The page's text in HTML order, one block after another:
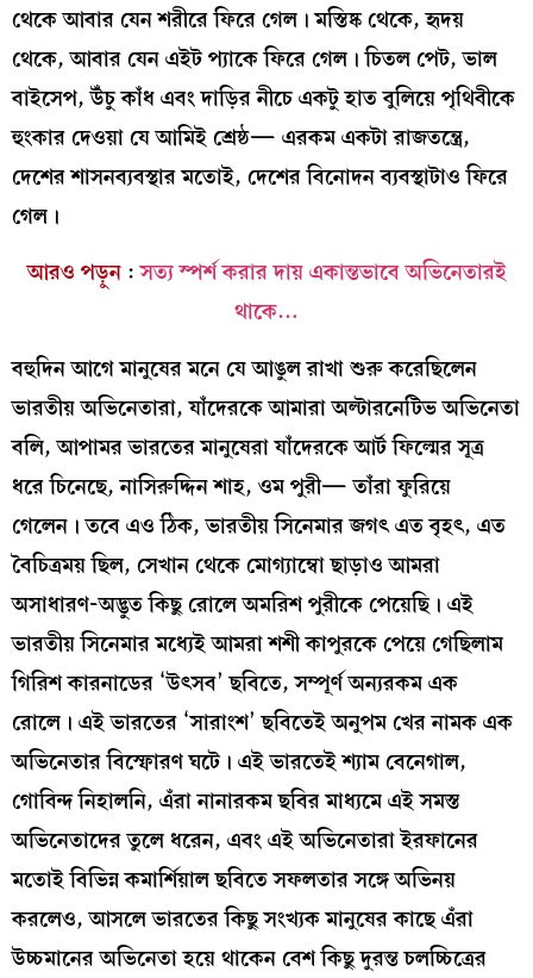
থেকে আবার যেন শরীরে ফিরে গেল। মস্তিষ্ক থেকে, হৃদয়
থেকে, আবার যেন এইট প্যাকে ফিরে গেল। চিতল পেট, ভাল
বাইসেপ, উঁচু কাঁধ এবং দাড়ির নীচে একটু হাত বুলিয়ে পৃথিবীকে
হুংকার দেওয়া যে আমিই শ্রেষ্ঠ— এরকম একটা রাজতন্ত্রে,
দেশের শাসনব্যবস্থার মতোই, দেশের বিনোদন ব্যবস্থাটাও ফিরে
গেল।
আরও পড়ুন:সত্য স্পর্শ করার দায় একান্তভাবে অভিনেতারই
থাকে…
বহুদিন আগে মানুষের মনে যে আঙুল রাখা শুরু করেছিলেন
ভারতীয় অভিনেতারা, যাঁদেরকে আমারা অল্টারনেটিভ অভিনেতা
বলি, আপামর ভারতের মানুষেরা যাঁদেরকে আর্ট ফিল্মের সূত্র
ধরে চিনেছে, নাসিরুদ্দিন শাহ, ওম পুরী— তাঁরা ফুরিয়ে
গেলেন। তবে এও ঠিক, ভারতীয় সিনেমার জগৎ এত বৃহৎ, এত
বৈচিত্রময় ছিল, সেখান থেকে মোগ্যাম্বো ছাড়াও আমরা
অসাধারণ-অদ্ভুত কিছু রোলে অমরিশ পুরীকে পেয়েছি। এই
ভারতীয় সিনেমার মধ্যেই আমরা শশী কাপুরকে পেয়ে গেছিলাম
গিরিশ কারনাডের ‘উৎসব’ ছবিতে, সম্পূর্ণ অন্যরকম এক
রোলে। এই ভারতের ‘সারাংশ’ ছবিতেই অনুপম খের নামক এক
অভিনেতার বিস্ফোরণ ঘটে। এই ভারতেই শ্যাম বেনেগাল,
গোবিন্দ নিহালনি, এঁরা নানারকম ছবির মাধ্যমে এই সমস্ত
অভিনেতাদের তুলে ধরেন, এবং এই অভিনেতারা ইরফানের
মতোই বিভিন্ন কমার্শিয়াল ছবিতে সফলতার সঙ্গে অভিনয়
করলেও, আসলে ভারতের কিছু সংখ্যক মানুষের কাছে এঁরা
উচ্চমানের অভিনেতা হয়ে থাকেন বেশ কিছু দুরন্ত চলচ্চিত্রের